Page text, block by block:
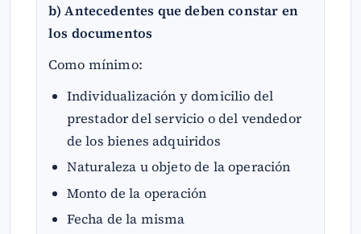
b) Antecedentes que deben constar en
los documentos
Como mínimo:
Individualización y domicilio del
prestador del servicio o del vendedor
de los bienes adquiridos
Naturaleza u objeto de la operación
Monto de la operación
Fecha de la misma